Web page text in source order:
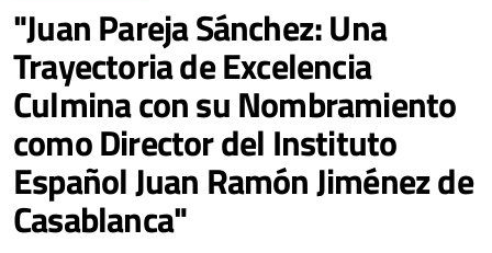
"Juan Pareja Sánchez: Una
Trayectoria de Excelencia
Culmina con su Nombramiento
como Director del Instituto
Español Juan Ramón Jiménez de
Casablanca"